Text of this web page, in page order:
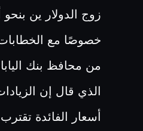
خصوصًا مع الخطابات
من محافظ بنك
الذي قال إن
أسعار الفائدة